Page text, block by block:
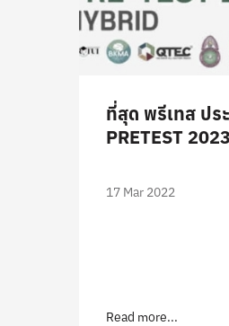
ที่สุด พรีเทส ปร
PRETEST
17 Mar 2022
Read more...